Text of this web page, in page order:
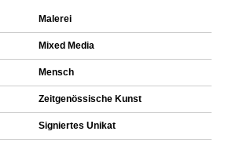
Malerei
Mixed Media
Mensch
Zeitgenössische Kunst
Signiertes Unikat